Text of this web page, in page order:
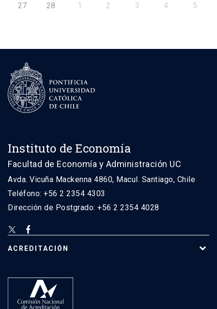
27 28 1 2 3 4 5
Instituto de Economía
Facultad de Economía y Administración UC
Avda. Vicuña Mackenna 4860, Macul. Santiago, Chile
Teléfono: +56 2 2354 4303
Dirección de Postgrado: +56 2 2354 4028
ACREDITACIÓN